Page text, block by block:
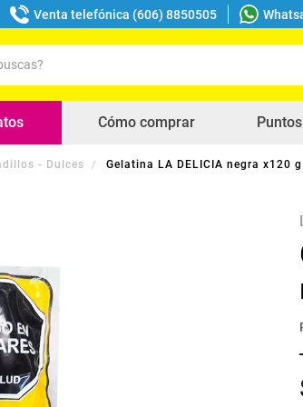
Venta telefónica (606) 8850505
Cómo comprar
- Dulces Gelatina LA DELICIA negra x120 g
buscados